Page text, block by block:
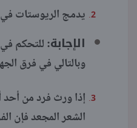
يدمج الريوستات في
الإجابة:للتحكم في
وبالتالي في فرق
إذا ورث فرد من
الشعر المجعد فإن